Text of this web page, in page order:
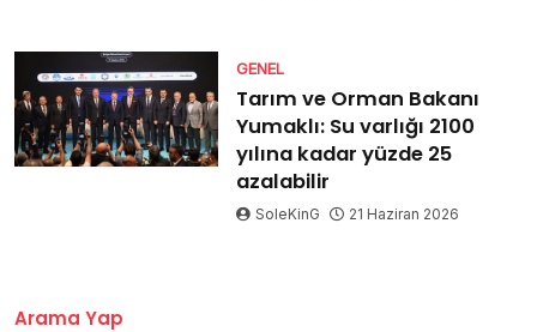
GENEL
Tarım ve Orman Bakanı
Yumaklı: Su varlığı 2100
yılına kadar yüzde 25
azalabilir
SoleKinG 21 Haziran 2026
Arama Yap